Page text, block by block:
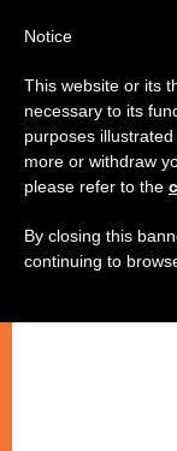
Notice
This website or its
necessary to its
purposes
more or withdraw
please refer to the
By closing this
continuing to